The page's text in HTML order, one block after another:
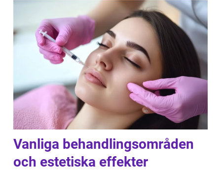
Vanliga behandlingsområden
och estetiska effekter